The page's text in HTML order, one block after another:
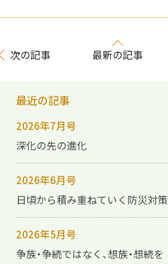
次の記事 最新の記事
最近の記事
2026年7月号
深化の先の進化
2026年6月号
日頃から積み重ねていく防災対策
2026年5月号
争族・争続ではなく、想族・想続を